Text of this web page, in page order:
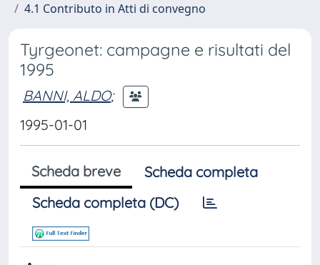
4.1 Contributo in Atti di convegno
Tyrgeonet: campagne e risultati del
1995
BANNI, ALDO;
1995-01-01
Scheda breve
Scheda completa
Scheda completa (DC)